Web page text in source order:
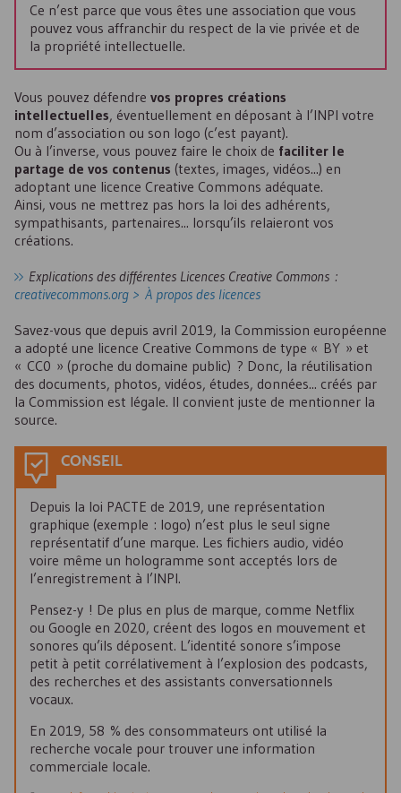
Ce n’est parce que vous êtes une association que vous
pouvez vous affranchir du respect de la vie privée et de
la propriété intellectuelle.
Vous pouvez défendre vos propres créations
intellectuelles, éventuellement en déposant à l’INPI votre
nom d’association ou son logo (c’est payant).
Ou à l’inverse, vous pouvez faire le choix de faciliter le
partage de vos contenus (textes, images, vidéos...) en
adoptant une licence Creative Commons adéquate.
Ainsi, vous ne mettrez pas hors la loi des adhérents,
sympathisants, partenaires... lorsqu’ils relaieront vos
créations.
Explications des différentes Licences Creative Commons :
creativecommons.org > À propos des licences
Savez-vous que depuis avril 2019, la Commission européenne
a adopté une licence Creative Commons de type « BY » et
« CC0 » (proche du domaine public) ? Donc, la réutilisation
des documents, photos, vidéos, études, données... créés par
la Commission est légale. Il convient juste de mentionner la
source.
CONSEIL
Depuis la loi PACTE de 2019, une représentation
graphique (exemple : logo) n’est plus le seul signe
représentatif d’une marque. Les fichiers audio, vidéo
voire même un hologramme sont acceptés lors de
l’enregistrement à l’INPI.
Pensez-y ! De plus en plus de marque, comme Netflix
ou Google en 2020, créent des logos en mouvement et
sonores qu’ils déposent. L’identité sonore s’impose
petit à petit corrélativement à l’explosion des podcasts,
des recherches et des assistants conversationnels
vocaux.
En 2019, 58 % des consommateurs ont utilisé la
recherche vocale pour trouver une information
commerciale locale.